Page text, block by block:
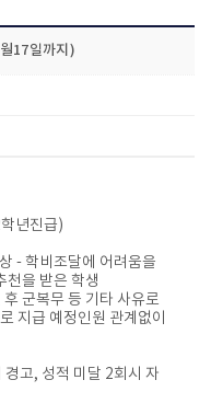
17일까지)
년진급)
- 학비조달에 어려움을
천을 받은 학생
복무 등 기타 사유로
지급 예정인원 관계없이
, 성적 미달 2회시 자